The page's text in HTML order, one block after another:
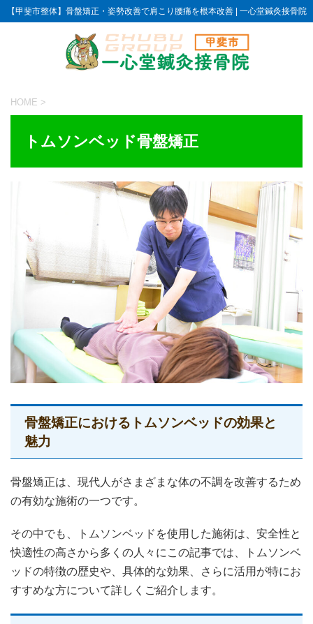
【甲斐市整体】骨盤矯正・姿勢改善で肩こり腰痛を根本改善 | 一心堂鍼灸接骨院
HOME >
トムソンベッド骨盤矯正
骨盤矯正におけるトムソンベッドの効果と
魅力
骨盤矯正は、現代人がさまざまな体の不調を改善するため
の有効な施術の一つです。
その中でも、トムソンベッドを使用した施術は、安全性と
快適性の高さから多くの人々にこの記事では、トムソンベ
ッドの特徴の歴史や、具体的な効果、さらに活用が特にお
すすめな方について詳しくご紹介します。